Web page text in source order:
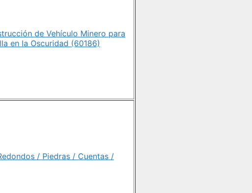
de Vehículo Minero para
en la Oscuridad (60186)
/ Piedras / Cuentas /